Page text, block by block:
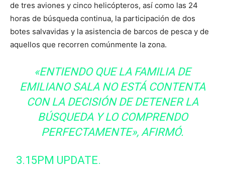
de tres aviones y cinco helicópteros, así como las 24
horas de búsqueda continua, la participación de dos
botes salvavidas y la asistencia de barcos de pesca y de
aquellos que recorren comúnmente la zona.
«ENTIENDO QUE LA FAMILIA DE
EMILIANO SALA NO ESTÁ CONTENTA
CON LA DECISIÓN DE DETENER LA
BÚSQUEDA Y LO COMPRENDO
PERFECTAMENTE», AFIRMÓ.
3.15PM UPDATE.